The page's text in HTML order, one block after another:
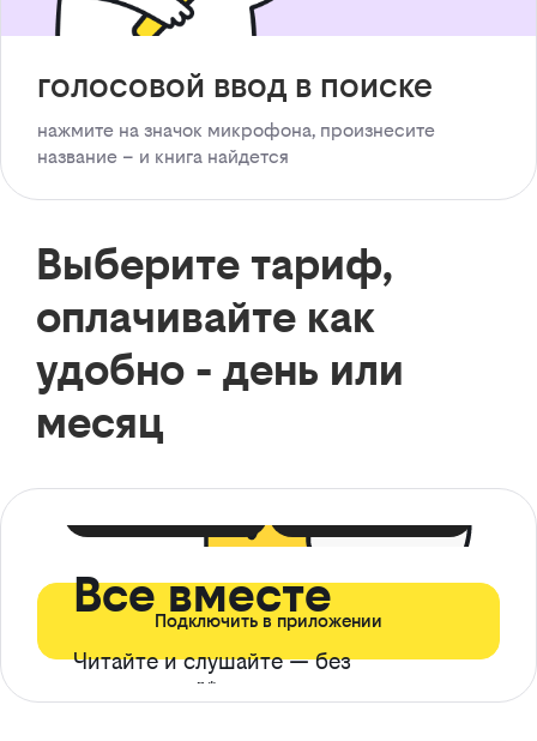
голосовой ввод в поиске
нажмите на значок микрофона, произнесите
название – и книга найдется
Выберите тариф,
оплачивайте как
удобно - день или
месяц
Все вместе
Читайте и слушайте — без
ограничений*
Подключить в приложении